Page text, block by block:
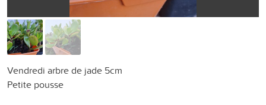
Vendredi arbre de jade 5cm
Petite pousse